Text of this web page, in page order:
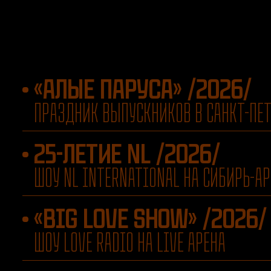
«АЛЫЕ ПАРУСА» /2026/
ПРАЗДНИК ВЫПУСКНИКОВ В САНКТ-
25-ЛЕТИЕ NL /2026/
ШОУ NL INTERNATIONAL НА СИБИРЬ-
«BIG LOVE SHOW» /2026/
ШОУ LOVE RADIO НА LIVE АРЕНА